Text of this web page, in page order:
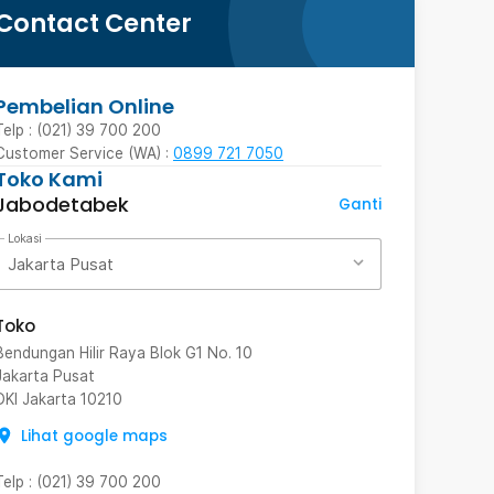
Center
Online
: (021) 39 700 200
Service (WA) : 0899 721 7050
Kami
Ganti
Lokasi
Jakarta Pusat
Hilir Raya Blok G1 No. 10
Pusat
Jakarta 10210
Lihat google maps
: (021) 39 700 200